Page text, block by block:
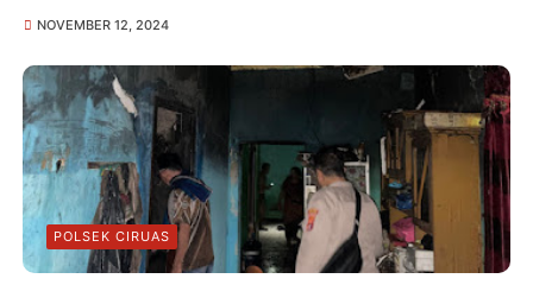
NOVEMBER 12, 2024
POLSEK CIRUAS